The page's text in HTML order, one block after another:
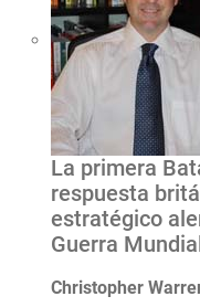
La primera
respuesta
estratégico
Guerra Mundial
Christopher